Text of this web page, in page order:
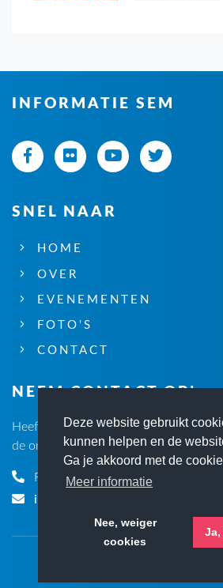
Deze website gebruikt
kunnen helpen en de
Ga je akkoord met de
Meer informatie
Nee, weiger
cookies
Ja,
INFORMATIE SEM
SNEL NAAR
HOME
OVER
EVENEMENTEN
FOTO'S
CONTACT
NEEM CONTACT OP!
Heeft u vragen? Neemt dan contact
de onderstaande gegevens
René Koster (secr.):06 29140502
info@evenementenmiddelburg.nl